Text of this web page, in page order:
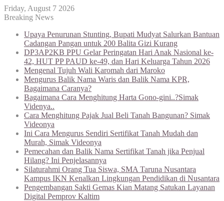
Friday, August 7 2026
Breaking News
Upaya Penurunan Stunting, Bupati Mudyat Salurkan Bantuan
Cadangan Pangan untuk 200 Balita Gizi Kurang
DP3AP2KB PPU Gelar Peringatan Hari Anak Nasional ke-
42, HUT PP PAUD ke-49, dan Hari Keluarga Tahun 2026
Mengenal Tujuh Wali Karomah dari Maroko
Mengurus Balik Nama Waris dan Balik Nama KPR,
Bagaimana Caranya?
Bagaimana Cara Menghitung Harta Gono-gini..?Simak
Videnya..
Cara Menghitung Pajak Jual Beli Tanah Bangunan? Simak
Videonya
Ini Cara Mengurus Sendiri Sertifikat Tanah Mudah dan
Murah, Simak Videonya
Pemecahan dan Balik Nama Sertifikat Tanah jika Penjual
Hilang? Ini Penjelasannya
Silaturahmi Orang Tua Siswa, SMA Taruna Nusantara
Kampus IKN Kenalkan Lingkungan Pendidikan di Nusantara
Pengembangan Sakti Gemas Kian Matang Satukan Layanan
Digital Pemprov Kaltim